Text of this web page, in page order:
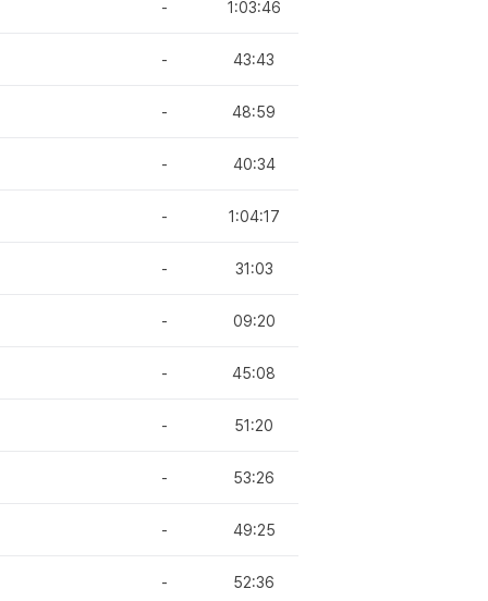
- 1:03:46
- 43:43
- 48:59
- 40:34
- 1:04:17
- 31:03
- 09:20
- 45:08
- 51:20
- 53:26
- 49:25
- 52:36